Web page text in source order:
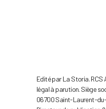
Edité par La Storia. RCS
légal à parution. Siège
06700 Saint-Laurent-du-